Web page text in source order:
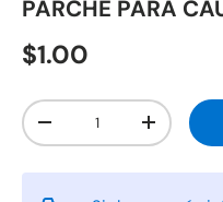
PARCHE PARA
$1.00
Cant.
-
+